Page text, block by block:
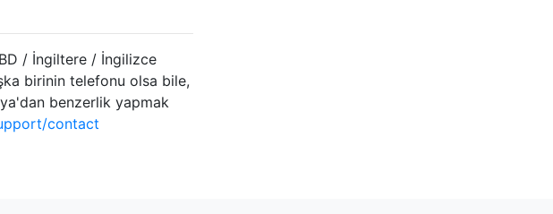
/ İngiltere / İngilizce
birinin telefonu olsa bile,
benzerlik yapmak
contact